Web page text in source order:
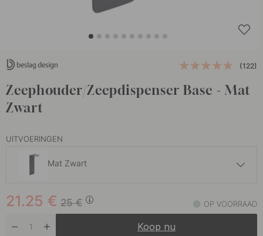
(122)
Zeephouder/Zeepdispenser Base - Mat
Zwart
UITVOERINGEN
Mat Zwart
Chroom Op voorraad
25€
21.25 € OP VOORRAAD
Koop nu